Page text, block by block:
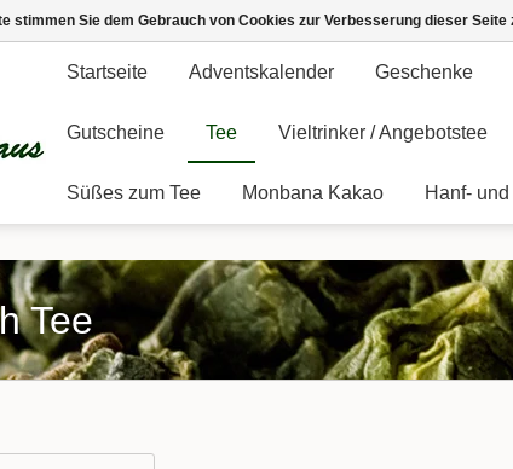
Startseite Adventskalender Geschenke
Gutscheine Tee Vieltrinker / Angebotstee
Süßes zum Tee Monbana Kakao Hanf-
Tee
stimmen Sie dem Gebrauch von Cookies zur Verbesserung dieser Seite